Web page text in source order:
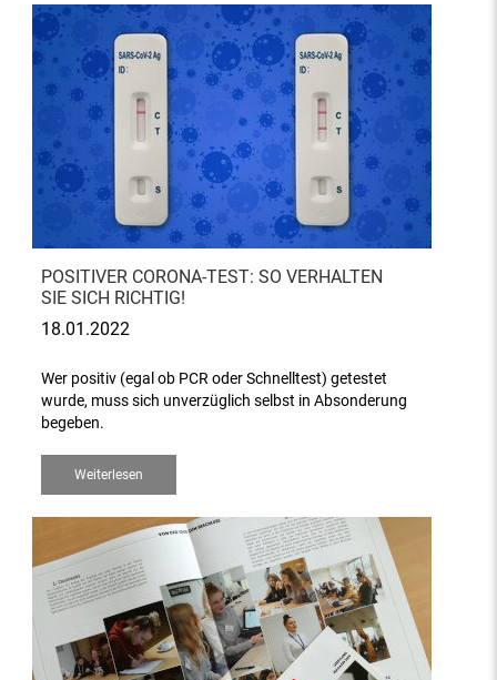
POSITIVER CORONA-TEST: SO VERHALTEN
SIE SICH RICHTIG!
18.01.2022
Wer positiv (egal ob PCR oder Schnelltest) getestet
wurde, muss sich unverzüglich selbst in Absonderung
begeben.
Weiterlesen